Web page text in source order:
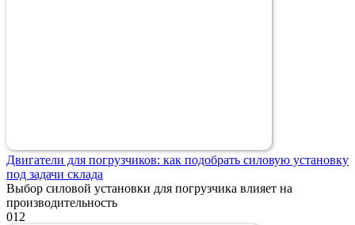
Двигатели для погрузчиков: как подобрать силовую установку
под задачи склада
Выбор силовой установки для погрузчика влияет на
производительность
012